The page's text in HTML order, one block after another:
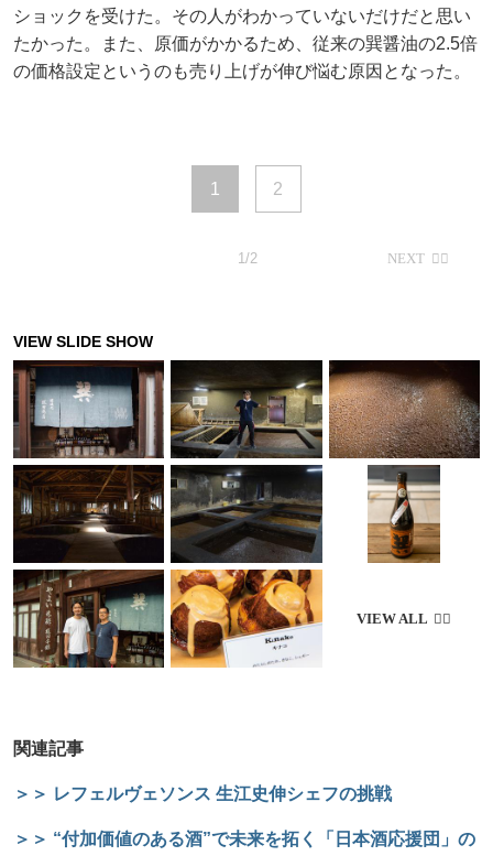
ショックを受けた。その人がわかっていないだけだと思い
たかった。また、原価がかかるため、従来の巽醤油の2.5倍
の価格設定というのも売り上げが伸び悩む原因となった。
1 2
1/2
関連記事
＞＞ レフェルヴェソンス 生江史伸シェフの挑戦
＞＞ “付加価値のある酒”で未来を拓く「日本酒応援団」の